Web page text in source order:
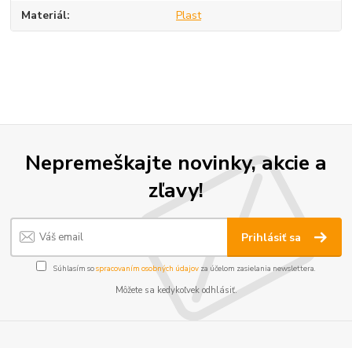
Materiál Plast
Nepremeškajte novinky, akcie a
zľavy!
Prihlásiť sa
Súhlasím sospracovaním osobných údajov za účelom zasielania newslettera.
Môžete sa kedykoľvek odhlásiť.